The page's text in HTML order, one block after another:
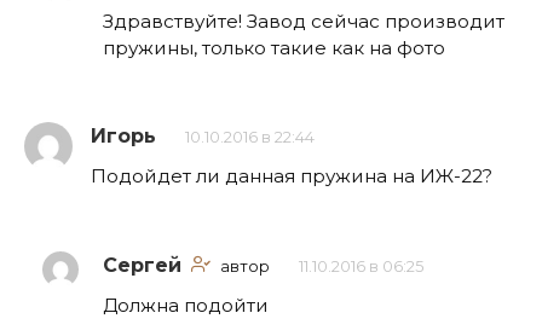
Здравствуйте! Завод сейчас производит
пружины, только такие как на фото
Игорь 10.10.2016 в 22:44
Подойдет ли данная пружина на ИЖ-22?
Сергей автор 11.10.2016 в 06:25
Должна подойти